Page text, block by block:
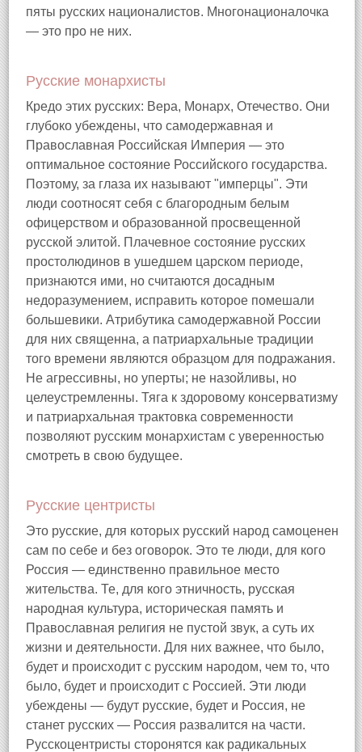
пяты русских националистов. Многонационалочка
— это про не них.
Русские монархисты
Кредо этих русских: Вера, Монарх, Отечество. Они
глубоко убеждены, что самодержавная и
Православная Российская Империя — это
оптимальное состояние Российского государства.
Поэтому, за глаза их называют "имперцы". Эти
люди соотносят себя с благородным белым
офицерством и образованной просвещенной
русской элитой. Плачевное состояние русских
простолюдинов в ушедшем царском периоде,
признаются ими, но считаются досадным
недоразумением, исправить которое помешали
большевики. Атрибутика самодержавной России
для них священна, а патриархальные традиции
того времени являются образцом для подражания.
Не агрессивны, но уперты; не назойливы, но
целеустремленны. Тяга к здоровому консерватизму
и патриархальная трактовка современности
позволяют русским монархистам с уверенностью
смотреть в свою будущее.
Русские центристы
Это русские, для которых русский народ самоценен
сам по себе и без оговорок. Это те люди, для кого
Россия — единственно правильное место
жительства. Те, для кого этничность, русская
народная культура, историческая память и
Православная религия не пустой звук, а суть их
жизни и деятельности. Для них важнее, что было,
будет и происходит с русским народом, чем то, что
было, будет и происходит с Россией. Эти люди
убеждены — будут русские, будет и Россия, не
станет русских — Россия развалится на части.
Русскоцентристы сторонятся как радикальных